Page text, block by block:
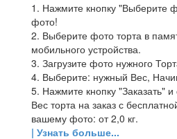
1. Нажмите кнопку "Выберите
фото!
2. Выберите фото торта в
мобильного устройства.
3. Загрузите фото нужного
4. Выберите: нужный Вес,
5. Нажмите кнопку "Заказать"
Вес торта на заказ с
вашему фото: от 2,0 кг.
| Узнать больше...